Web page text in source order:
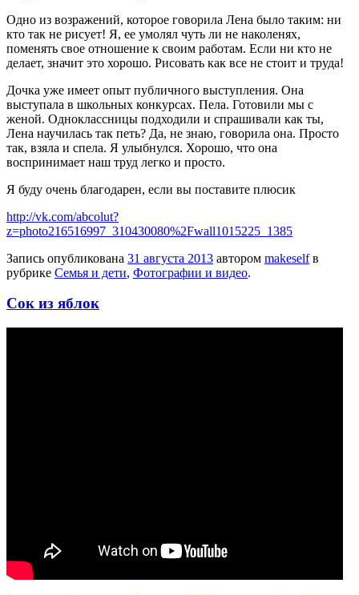
Одно из возражений, которое говорила Лена было таким: ни
кто так не рисует! Я, ее умолял чуть ли не наколенях,
поменять свое отношение к своим работам. Если ни кто не
делает, значит это хорошо. Рисовать как все не стоит и труда!
Дочка уже имеет опыт публичного выступления. Она
выступала в школьных конкурсах. Пела. Готовили мы с
женой. Одноклассницы подходили и спрашивали как ты,
Лена научилась так петь? Да, не знаю, говорила она. Просто
так, взяла и спела. Я улыбнулся. Хорошо, что она
воспринимает наш труд легко и просто.
Я буду очень благодарен, если вы поставите плюсик
http://vk.com/abcolut?
z=photo216516997_310430080%2Fwall1015225_1385
Запись опубликована 31 августа 2013 автором makeselfв
рубрике Семья и дети, Фотографии и видео.
Сок из яблок